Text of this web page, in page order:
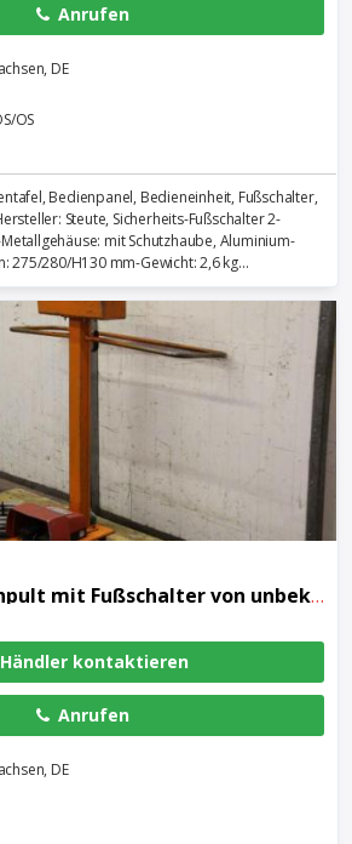
Anrufen
DE
OS
Bedienpanel, Bedieneinheit, Fußschalter,
Steute, Sicherheits-Fußschalter 2-
mit Schutzhaube, Aluminium-
275/280/H130 mm-Gewicht: 2,6 kg...
Zweihand-Bedienpult mit Fußschalter von unbekannt – Zweihand
Händler kontaktieren
Anrufen
DE